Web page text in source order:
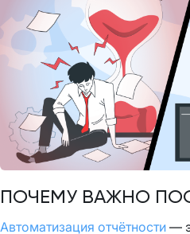
ПОЧЕМУ ВАЖНО
Автоматизация отчётности —